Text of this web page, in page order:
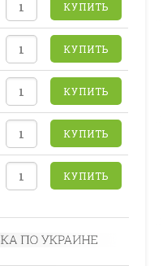
КУПИТЬ
КУПИТЬ
КУПИТЬ
КУПИТЬ
КУПИТЬ